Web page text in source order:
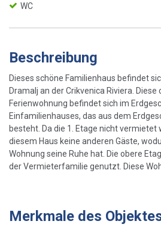
WC
Beschreibung
Dieses schöne Familienhaus befindet
Dramalj an der Crikvenica Riviera.
Ferienwohnung befindet sich im
Einfamilienhauses, das aus dem
besteht. Da die 1. Etage nicht vermietet
diesem Haus keine anderen Gäste,
Wohnung seine Ruhe hat. Die obere
der Vermieterfamilie genutzt. Diese
Merkmale des